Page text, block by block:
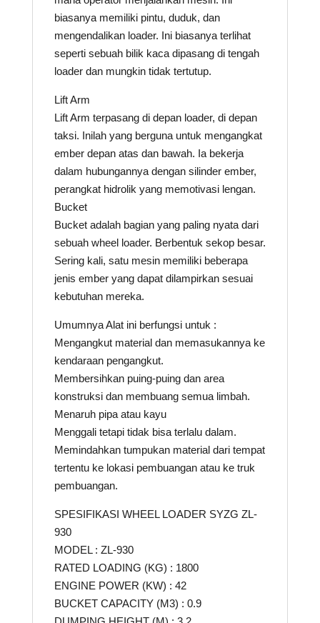
biasanya memiliki pintu, duduk, dan
mengendalikan loader. Ini biasanya terlihat
seperti sebuah bilik kaca dipasang di tengah
loader dan mungkin tidak tertutup.
Lift Arm
Lift Arm terpasang di depan loader, di depan
taksi. Inilah yang berguna untuk mengangkat
ember depan atas dan bawah. Ia bekerja
dalam hubungannya dengan silinder ember,
perangkat hidrolik yang memotivasi lengan.
Bucket
Bucket adalah bagian yang paling nyata dari
sebuah wheel loader. Berbentuk sekop besar.
Sering kali, satu mesin memiliki beberapa
jenis ember yang dapat dilampirkan sesuai
kebutuhan mereka.
Umumnya Alat ini berfungsi untuk :
Mengangkut material dan memasukannya ke
kendaraan pengangkut.
Membersihkan puing-puing dan area
konstruksi dan membuang semua limbah.
Menaruh pipa atau kayu
Menggali tetapi tidak bisa terlalu dalam.
Memindahkan tumpukan material dari tempat
tertentu ke lokasi pembuangan atau ke truk
pembuangan.
SPESIFIKASI WHEEL LOADER SYZG ZL-
930
MODEL : ZL-930
RATED LOADING (KG) : 1800
ENGINE POWER (KW) : 42
BUCKET CAPACITY (M3) : 0.9